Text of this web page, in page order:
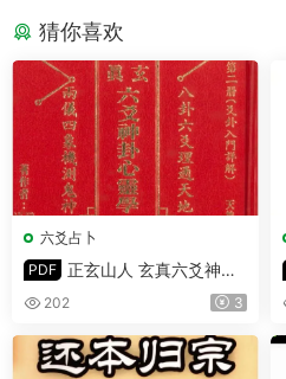
猜你喜欢
六爻占卜
PDF 正玄山人 玄真六爻神卦
心灵学 PDF 356页
202 3